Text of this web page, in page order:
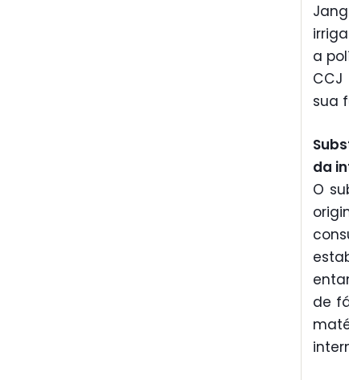
a
sua
da
O
de